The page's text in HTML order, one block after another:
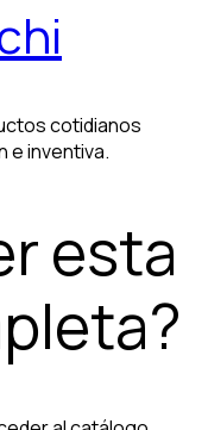
cotidianos
e inventiva.
esta